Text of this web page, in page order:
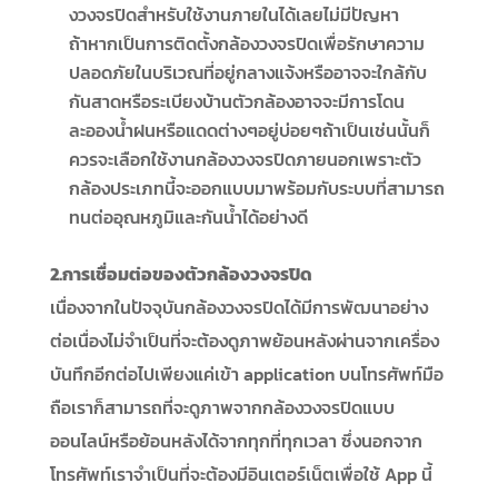
งวงจรปิดสำหรับใช้งานภายในได้เลยไม่มีปัญหา
ถ้าหากเป็นการติดตั้งกล้องวงจรปิดเพื่อรักษาความ
ปลอดภัยในบริเวณที่อยู่กลางแจ้งหรืออาจจะใกล้กับ
กันสาดหรือระเบียงบ้านตัวกล้องอาจจะมีการโดน
ละอองน้ำฝนหรือแดดต่างๆอยู่บ่อยๆถ้าเป็นเช่นนั้นก็
ควรจะเลือกใช้งานกล้องวงจรปิดภายนอกเพราะตัว
กล้องประเภทนี้จะออกแบบมาพร้อมกับระบบที่สามารถ
ทนต่ออุณหภูมิและกันน้ำได้อย่างดี
2.การเชื่อมต่อของตัวกล้องวงจรปิด
เนื่องจากในปัจจุบันกล้องวงจรปิดได้มีการพัฒนาอย่าง
ต่อเนื่องไม่จำเป็นที่จะต้องดูภาพย้อนหลังผ่านจากเครื่อง
บันทึกอีกต่อไปเพียงแค่เข้า application บนโทรศัพท์มือ
ถือเราก็สามารถที่จะดูภาพจากกล้องวงจรปิดแบบ
ออนไลน์หรือย้อนหลังได้จากทุกที่ทุกเวลา ซึ่งนอกจาก
โทรศัพท์เราจำเป็นที่จะต้องมีอินเตอร์เน็ตเพื่อใช้ App นี้